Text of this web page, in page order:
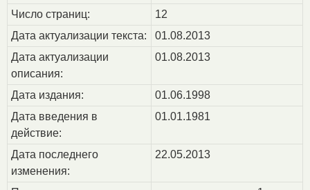
Число страниц:
12
Дата актуализации текста:
01.08.2013
Дата актуализации
описания:
01.08.2013
Дата издания:
01.06.1998
Дата введения в
действие:
01.01.1981
Дата последнего
изменения:
22.05.2013